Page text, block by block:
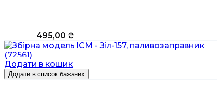
495,00 ₴
Додати в кошик
Додати в список бажаних